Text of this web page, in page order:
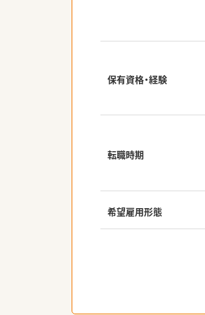
保有資格・経験
転職時期
希望雇用形態